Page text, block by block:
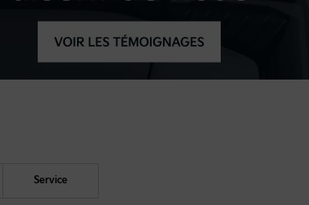
Service